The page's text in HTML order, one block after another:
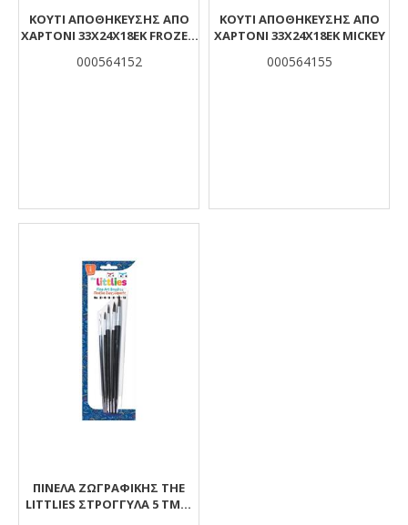
ΚΟΥΤΙ ΑΠΟΘΗΚΕΥΣΗΣ ΑΠΟ
ΧΑΡΤΟΝΙ 33Χ24Χ18ΕΚ FROZEN
000564152
ΚΟΥΤΙ ΑΠΟΘΗΚΕΥΣΗΣ ΑΠΟ
ΧΑΡΤΟΝΙ 33Χ24Χ18ΕΚ MICKEY
000564155
ΠΙΝΈΛΑ ΖΩΓΡΑΦΙΚΉΣ THE
LITTLIES ΣΤΡΌΓΓΥΛΑ 5 ΤΜΧ.